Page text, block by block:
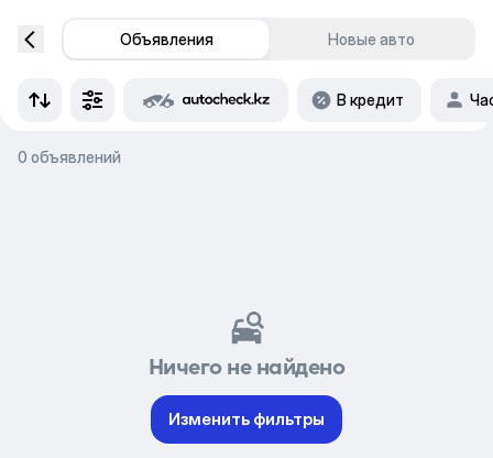
Объявления Новые авто
В кредит
0 объявлений
Ничего не найдено
Изменить фильтры